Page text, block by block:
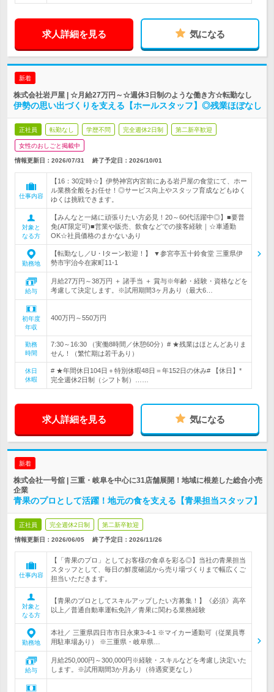
求人詳細を見る 気になる
新着
株式会社岩戸屋 | ☆月給27万円～☆週休3日制のような働き方☆転勤なし
伊勢の思い出づくりを支える【ホールスタッフ】◎残業ほぼなし
正社員 転勤なし 学歴不問 完全週休2日制 第二新卒歓迎
女性のおしごと掲載中
情報更新日：2026/07/31 終了予定日： 2026/10/01
仕事内容
【16：30定時☆】伊勢神宮内宮前にある岩戸屋の食堂にて、ホー
ル業務全般をお任せ！◎サービス向上やスタッフ育成などもゆく
ゆくは挑戦できます。
対象と
なる方
【みんなと一緒に頑張りたい方必見！20～60代活躍中◎】■要普
免(AT限定可)■営業や販売、飲食などでの接客経験｜☆車通勤
OK☆社員価格のまかないあり
勤務地
【転勤なし／U・Iターン歓迎！】 ▼参宮亭五十鈴食堂 三重県伊
勢市宇治今在家町11-1
給与
月給27万円～38万円 ＋ 諸手当 ＋ 賞与※年齢・経験・資格などを
考慮して決定します。※試用期間3ヶ月あり（最大6…
初年度
年収
400万円～550万円
勤務
時間
7:30～16:30 （実働8時間／休憩60分）# ★残業はほとんどありま
せん！（繁忙期は若干あり）
休日
休暇
# ★年間休日104日＋特別休暇48日＝年152日の休み# 【休日】*
完全週休2日制（シフト制）……
求人詳細を見る 気になる
新着
株式会社一号舘 | 三重・岐阜を中心に31店舗展開！地域に根差した総合小売
企業
青果のプロとして活躍！地元の食を支える【青果担当スタッフ】
正社員 完全週休2日制 第二新卒歓迎
情報更新日：2026/06/05 終了予定日： 2026/11/26
仕事内容
【「青果のプロ」としてお客様の食卓を彩る◎】当社の青果担当
スタッフとして、毎日の鮮度確認から売り場づくりまで幅広くご
担当いただきます。
対象と
なる方
【青果のプロとしてスキルアップしたい方募集！】《必須》高卒
以上／普通自動車運転免許／青果に関わる業務経験
勤務地
本社／ 三重県四日市市日永東3-4-1 ※マイカー通勤可（従業員専
用駐車場あり） ※三重県・岐阜県…
給与
月給250,000円～300,000円※経験・スキルなどを考慮し決定いた
します。※試用期間3か月あり（待遇変更なし）